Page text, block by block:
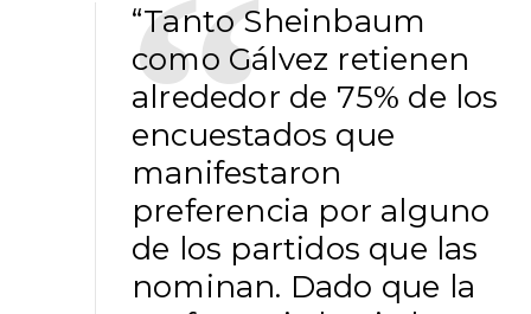
“Tanto Sheinbaum
como Gálvez retienen
alrededor de 75% de los
encuestados que
manifestaron
preferencia por alguno
de los partidos que las
nominan. Dado que la